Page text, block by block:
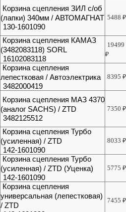
Корзина сцепления ЗИЛ с/об
(лапки) 340мм / АВТОМАГНАТ
130-1601090
5488
Корзина сцепления КАМАЗ
(3482083118) SORL
16102083118
19499
₽
Корзина сцепления
лепестковая / Автоэлектрика
3482000419
8395
Корзина сцепления МАЗ 4370
(аналог SACHS) / ZTD
3482125512
7350
Корзина сцепления Турбо
(усиленная) / ZTD
142-1601090
8033
Корзина сцепления Турбо
(усиленная) / ZTD (Уценка)
142-1601090
5775
Корзина сцепления
универсальная (лепестковая)
/ ZTD
7455